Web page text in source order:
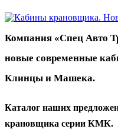
Компания «Спец Авто
новые современные
Клинцы и Машека.
Каталог наших
крановщика серии КМК.